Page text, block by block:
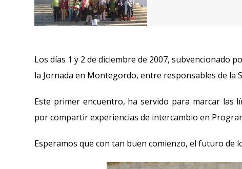
Los días 1 y 2 de diciembre de 2007, subvencionado
la Jornada en Montegordo, entre responsables de la
Este primer encuentro, ha servido para marcar las
por compartir experiencias de intercambio en
Esperamos que con tan buen comienzo, el futuro de